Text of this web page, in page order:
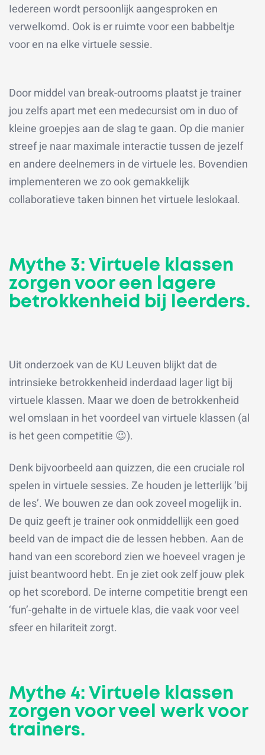
Iedereen wordt persoonlijk aangesproken en
verwelkomd. Ook is er ruimte voor een babbeltje
voor en na elke virtuele sessie.
Door middel van break-outrooms plaatst je trainer
jou zelfs apart met een medecursist om in duo of
kleine groepjes aan de slag te gaan. Op die manier
streef je naar maximale interactie tussen de jezelf
en andere deelnemers in de virtuele les. Bovendien
implementeren we zo ook gemakkelijk
collaboratieve taken binnen het virtuele leslokaal.
Mythe 3: Virtuele klassen
zorgen voor een lagere
betrokkenheid bij leerders.
Uit onderzoek van de KU Leuven blijkt dat de
intrinsieke betrokkenheid inderdaad lager ligt bij
virtuele klassen. Maar we doen de betrokkenheid
wel omslaan in het voordeel van virtuele klassen (al
is het geen competitie 😉).
Denk bijvoorbeeld aan quizzen, die een cruciale rol
spelen in virtuele sessies. Ze houden je letterlijk ‘bij
de les’. We bouwen ze dan ook zoveel mogelijk in.
De quiz geeft je trainer ook onmiddellijk een goed
beeld van de impact die de lessen hebben. Aan de
hand van een scorebord zien we hoeveel vragen je
juist beantwoord hebt. En je ziet ook zelf jouw plek
op het scorebord. De interne competitie brengt een
‘fun’-gehalte in de virtuele klas, die vaak voor veel
sfeer en hilariteit zorgt.
Mythe 4: Virtuele klassen
zorgen voor veel werk voor
trainers.